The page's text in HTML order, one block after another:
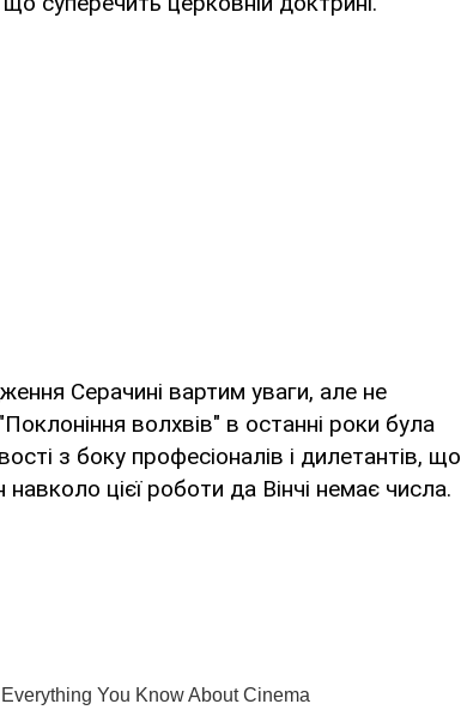
Серачині вартим уваги, але не
волхвів" в останні роки була
з боку професіоналів і дилетантів, що
цієї роботи да Вінчі немає числа.